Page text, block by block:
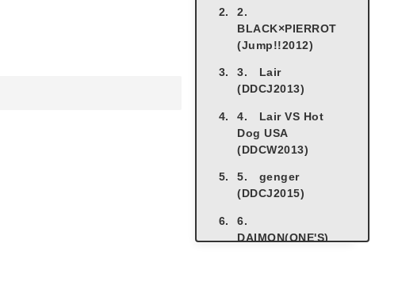
2.
BLACK×PIERROT
(Jump!!2012)
3. Lair
(DDCJ2013)
4. Lair VS Hot
Dog USA
(DDCW2013)
5. genger
(DDCJ2015)
6.
DAIMON(ONE'S)